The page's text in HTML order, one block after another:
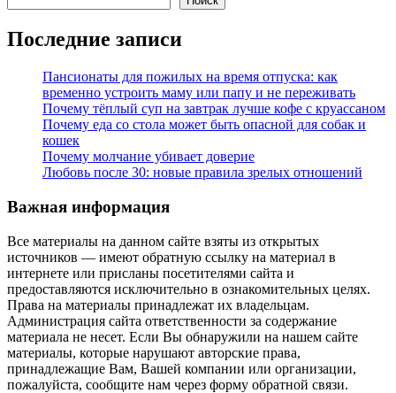
Последние записи
Пансионаты для пожилых на время отпуска: как
временно устроить маму или папу и не переживать
Почему тёплый суп на завтрак лучше кофе с круассаном
Почему еда со стола может быть опасной для собак и
кошек
Почему молчание убивает доверие
Любовь после 30: новые правила зрелых отношений
Важная информация
Все материалы на данном сайте взяты из открытых
источников — имеют обратную ссылку на материал в
интернете или присланы посетителями сайта и
предоставляются исключительно в ознакомительных целях.
Права на материалы принадлежат их владельцам.
Администрация сайта ответственности за содержание
материала не несет. Если Вы обнаружили на нашем сайте
материалы, которые нарушают авторские права,
принадлежащие Вам, Вашей компании или организации,
пожалуйста, сообщите нам через форму обратной связи.